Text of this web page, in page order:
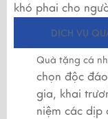
khó phai cho
DỊCH VỤ
Quà tặng cá
chọn độc
gia, khai
niệm các dịp